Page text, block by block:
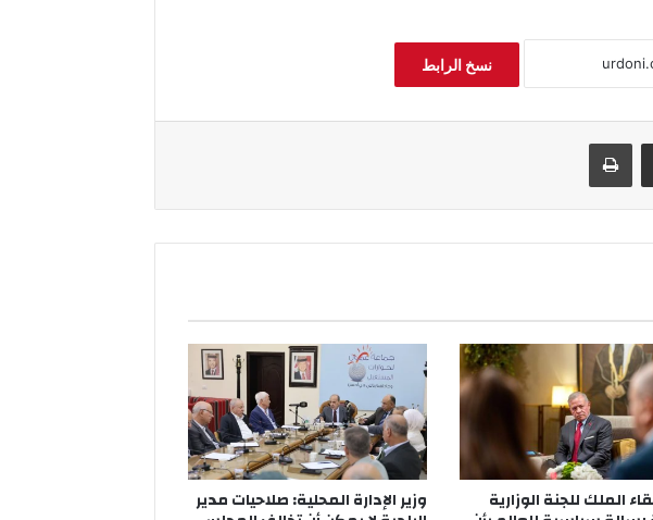
نسخ الرابط
الملك للجنة الوزارية وزير الإدارة المحلية: صلاحيات مدير